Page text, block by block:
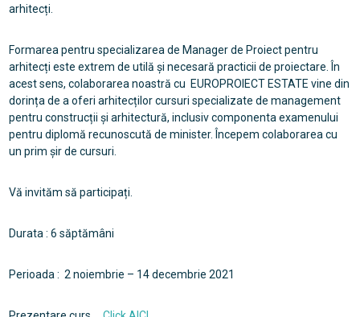
arhitecți.
Formarea pentru specializarea de Manager de Proiect pentru
arhitecți este extrem de utilă și necesară practicii de proiectare. În
acest sens, colaborarea noastră cu EUROPROIECT ESTATE vine din
dorința de a oferi arhitecților cursuri specializate de management
pentru construcții și arhitectură, inclusiv componenta examenului
pentru diplomă recunoscută de minister. Începem colaborarea cu
un prim șir de cursuri.
Vă invităm să participați.
Durata : 6 săptămâni
Perioada : 2 noiembrie – 14 decembrie 2021